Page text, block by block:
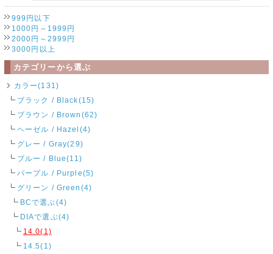
999円以下
1000円～1999円
2000円～2999円
3000円以上
カテゴリーから選ぶ
カラー(131)
ブラック / Black(15)
ブラウン / Brown(62)
ヘーゼル / Hazel(4)
グレー / Gray(29)
ブルー / Blue(11)
パープル / Purple(5)
グリーン / Green(4)
BCで選ぶ(4)
DIAで選ぶ(4)
14.0(1)
14.5(1)